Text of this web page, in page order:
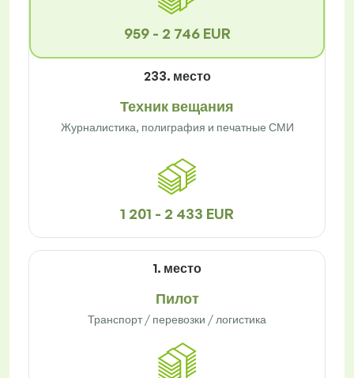
959 - 2 746 EUR
233. место
Техник вещания
Журналистика, полиграфия и печатные СМИ
1 201 - 2 433 EUR
1. место
Пилот
Транспорт / перевозки / логистика